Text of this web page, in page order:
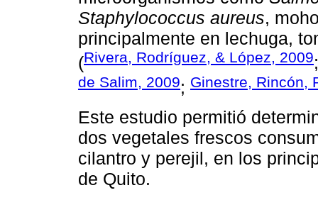
Staphylococcus aureus,
principalmente en lechuga,
(Rivera, Rodríguez, & López, 2009
de Salim, 2009; Ginestre, Rincón,
Este estudio permitió
dos vegetales frescos
cilantro y perejil, en los
de Quito.